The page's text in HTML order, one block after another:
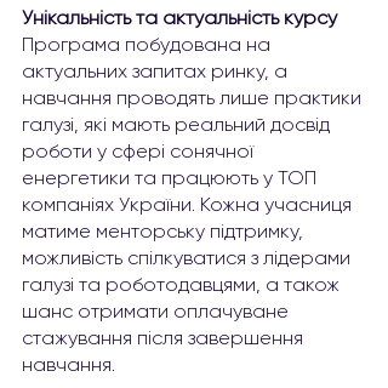
Унікальність та актуальність курсу
Програма побудована на
актуальних запитах ринку, а
навчання проводять лише практики
галузі, які мають реальний досвід
роботи у сфері сонячної
енергетики та працюють у ТОП
компаніях України. Кожна учасниця
матиме менторську підтримку,
можливість спілкуватися з лідерами
галузі та роботодавцями, а також
шанс отримати оплачуване
стажування після завершення
навчання.